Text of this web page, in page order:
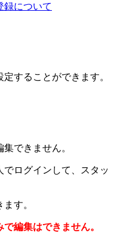
録について
することができます。
できません。
ログインして、スタッ
す。
編集はできません。